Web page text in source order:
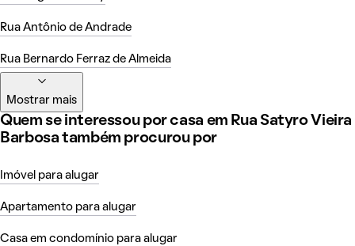
Rua Antônio de Andrade
Rua Bernardo Ferraz de Almeida
Mostrar mais
Quem se interessou por casa em Rua Satyro Vieira
Barbosa também procurou por
Imóvel para alugar
Apartamento para alugar
Casa em condomínio para alugar